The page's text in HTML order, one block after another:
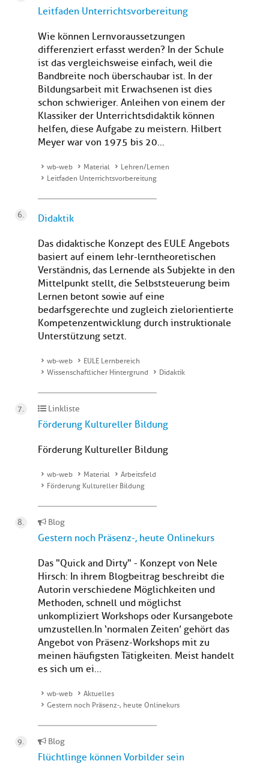
Leitfaden Unterrichtsvorbereitung
Wie können Lernvoraussetzungen
differenziert erfasst werden? In der Schule
ist das vergleichsweise einfach, weil die
Bandbreite noch überschaubar ist. In der
Bildungsarbeit mit Erwachsenen ist dies
schon schwieriger. Anleihen von einem der
Klassiker der Unterrichtsdidaktik können
helfen, diese Aufgabe zu meistern. Hilbert
Meyer war von 1975 bis 20...
wb-web Material
Lehren/Lernen
Leitfaden Unterrichtsvorbereitung
Didaktik
Das didaktische Konzept des EULE Angebots
basiert auf einem lehr-lerntheoretischen
Verständnis, das Lernende als Subjekte in den
Mittelpunkt stellt, die Selbststeuerung beim
Lernen betont sowie auf eine
bedarfsgerechte und zugleich zielorientierte
Kompetenzentwicklung durch instruktionale
Unterstützung setzt.
wb-web
EULE Lernbereich
Wissenschaftlicher Hintergrund
Didaktik
Linkliste
Förderung Kultureller Bildung
Förderung Kultureller Bildung
wb-web Material
Arbeitsfeld
Förderung Kultureller Bildung
Blog
Gestern noch Präsenz-, heute Onlinekurs
Das "Quick and Dirty" - Konzept von Nele
Hirsch: In ihrem Blogbeitrag beschreibt die
Autorin verschiedene Möglichkeiten und
Methoden, schnell und möglichst
unkompliziert Workshops oder Kursangebote
umzustellen. In ‘normalen Zeiten’ gehört das
Angebot von Präsenz-Workshops mit zu
meinen häufigsten Tätigkeiten. Meist handelt
es sich um ei...
wb-web
Aktuelles
Gestern noch Präsenz-, heute Onlinekurs
Blog
Flüchtlinge können Vorbilder sein